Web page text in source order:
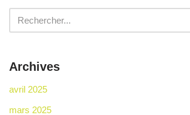
Archives
avril 2025
mars 2025